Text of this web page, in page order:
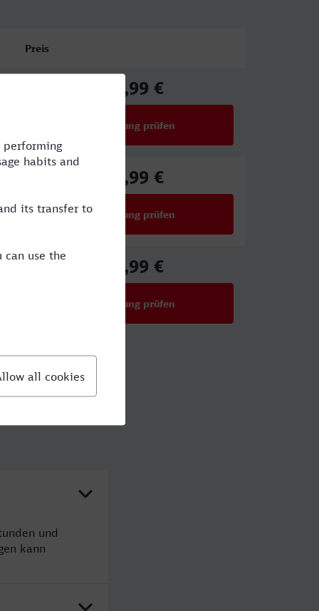
Preis
40,99 €
Verbindung prüfen
95,99 €
Verbindung prüfen
50,99 €
Verbindung prüfen
und
kann